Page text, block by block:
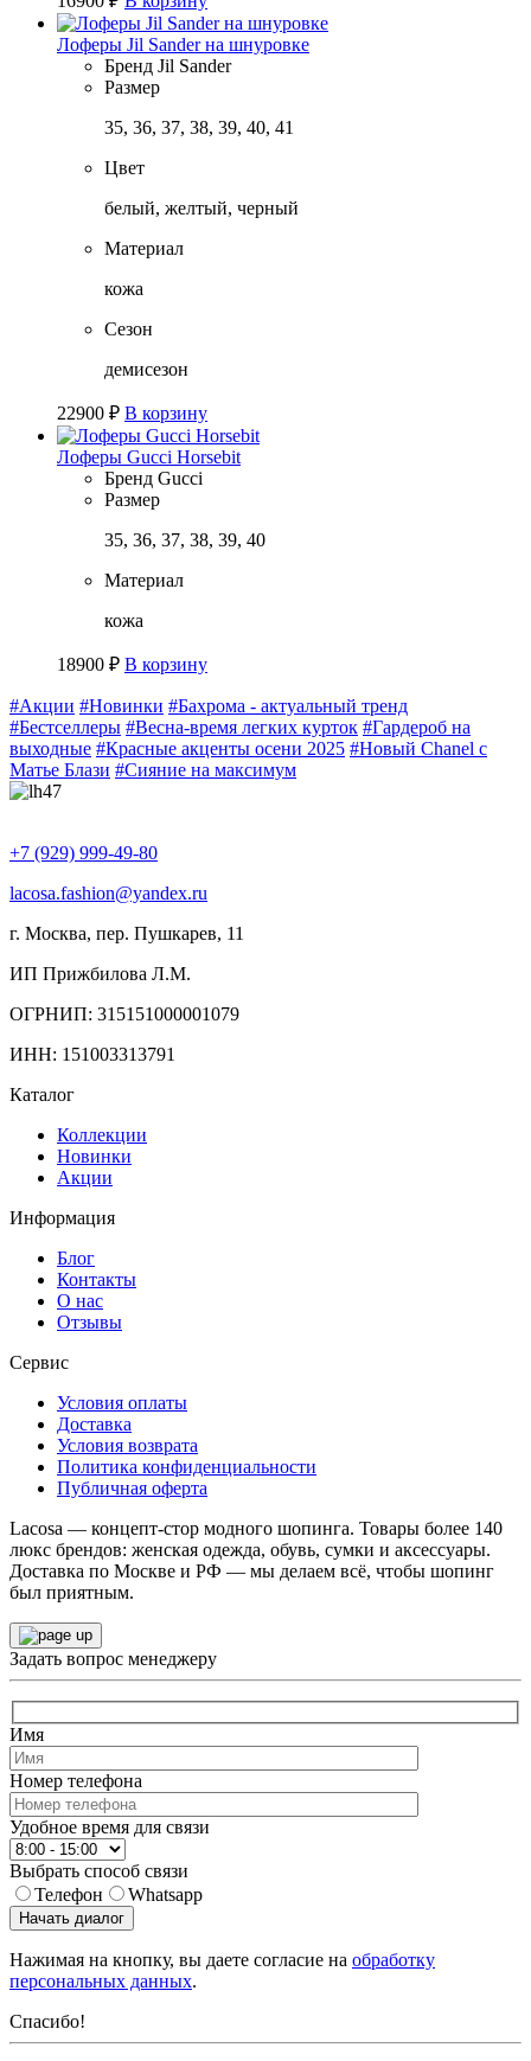
Лоферы Jil Sander на шнуровке
Бренд Jil Sander
Размер
35, 36, 37, 38, 39, 40, 41
Цвет
белый, желтый, черный
Материал
кожа
Сезон
демисезон
22900 ₽ В корзину
Лоферы Gucci Horsebit
Бренд Gucci
Размер
35, 36, 37, 38, 39, 40
Материал
кожа
18900 ₽ В корзину
#Акции #Новинки #Бахрома - актуальный тренд
#Бестселлеры #Весна-время легких курток #Гардероб на
выходные #Красные акценты осени 2025 #Новый Chanel с
Матье Блази #Сияние на максимум
+7 (929) 999-49-80
lacosa.fashion@yandex.ru
г. Москва, пер. Пушкарев, 11
ИП Прижбилова Л.М.
ОГРНИП: 315151000001079
ИНН: 151003313791
Каталог
Коллекции
Новинки
Акции
Информация
Блог
Контакты
О нас
Отзывы
Сервис
Условия оплаты
Доставка
Условия возврата
Политика конфиденциальности
Публичная оферта
Lacosa — концепт-стор модного шопинга. Товары более 140
люкс брендов: женская одежда, обувь, сумки и аксессуары.
Доставка по Москве и РФ — мы делаем всё, чтобы шопинг
был приятным.
Задать вопрос менеджеру
Имя
Номер телефона
Удобное время для связи
Выбрать способ связи
Телефон
Whatsapp
Начать диалог
Нажимая на кнопку, вы даете согласие на обработку
персональных данных.
Спасибо!